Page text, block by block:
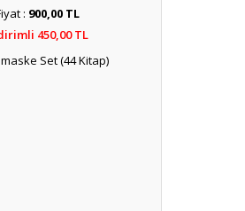
: 900,00 TL
450,00 TL